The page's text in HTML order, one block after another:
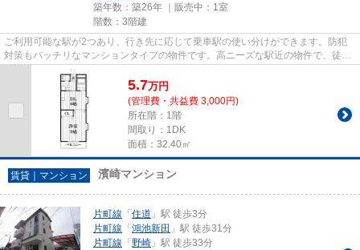
築年数：築26年 ｜販売中： 1室
階数：3階建
ご利用可能な駅が2つあり、行き先に応じて乗車駅の使い分けができます。防犯
対策もバッチリなマンションタイプの物件です。高ニーズな駅近の物件で、徒歩
2分で駅に行くことができます...
5.7万円
(管理費・共益費 3,000円)
所在階：1階
間取り：1DK
面積：32.40㎡
賃貸｜マンション 濱崎マンション
片町線 「 住道 」駅 徒歩3分
片町線 「 鴻池新田 」駅 徒歩31分
片町線 「 野崎 」駅 徒歩33分